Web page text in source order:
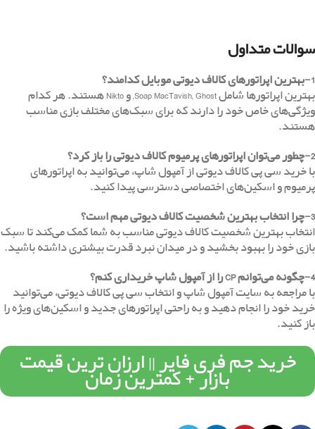
سوالات متداول
1-بهترین اپراتورهای کالاف دیوتی موبایل کدامند؟
بهترین اپراتورها شامل Soap MacTavish, Ghost, و Nikto هستند. هر کدام
ویژگی‌های خاص خود را دارند که برای سبک‌های مختلف بازی مناسب
هستند.
2-چطور می‌توان اپراتورهای پرمیوم کالاف دیوتی را باز کرد؟
با خرید سی پی کالاف دیوتی از آمپول شاپ، می‌توانید به اپراتورهای
پرمیوم و اسکین‌های اختصاصی دسترسی پیدا کنید.
3-چرا انتخاب بهترین شخصیت‌ کالاف دیوتی مهم است؟
انتخاب بهترین شخصیت‌ کالاف دیوتی مناسب به شما کمک می‌کند تا سبک
بازی خود را بهبود بخشید و در میدان نبرد قدرت بیشتری داشته باشید.
4-چگونه می‌توانم CP را از آمپول شاپ خریداری کنم؟
با مراجعه به سایت آمپول شاپ و انتخاب سی پی کالاف دیوتی، می‌توانید
خرید خود را انجام دهید و به راحتی اپراتورهای جدید و اسکین‌های ویژه را
باز کنید.
خرید جم فری فایر || ارزان ترین قیمت
بازار + کمترین زمان